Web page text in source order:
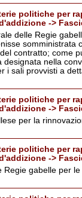
politiche per
->
delle Regie
somministrata
contratto; come
nella
i sali provvisti a
politiche per
->
per la
politiche per
->
gabelle per